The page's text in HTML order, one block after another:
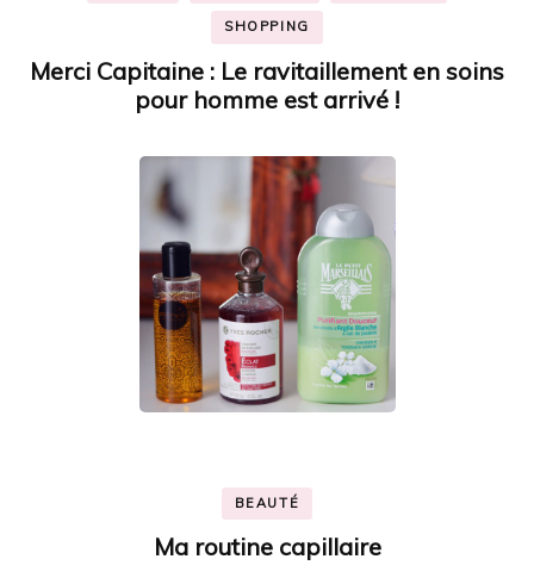
SHOPPING
Merci Capitaine : Le ravitaillement en soins
pour homme est arrivé !
BEAUTÉ
Ma routine capillaire